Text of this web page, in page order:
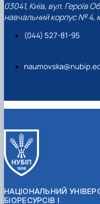
03041, Київ, вул. Героїв
навчальний корпус № 4,
(044) 527-81-95
НАЦІОНАЛЬНИЙ
БІОРЕСУРСІВ І